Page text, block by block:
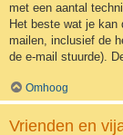
met een aantal
Het beste wat je kan
mailen, inclusief de
de e-mail stuurde).
Omhoog
Vrienden en